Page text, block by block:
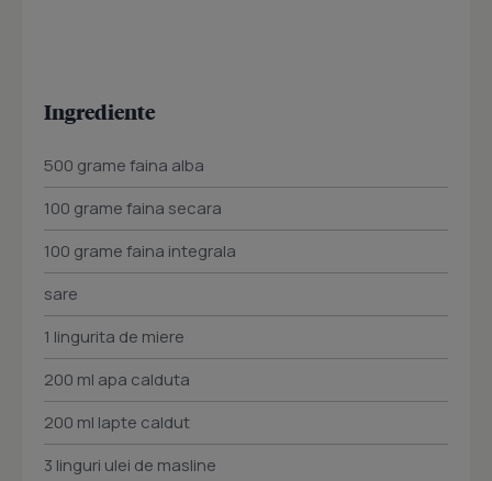
Ingrediente
500 grame faina alba
100 grame faina secara
100 grame faina integrala
sare
1 lingurita de miere
200 ml apa calduta
200 ml lapte caldut
3 linguri ulei de masline